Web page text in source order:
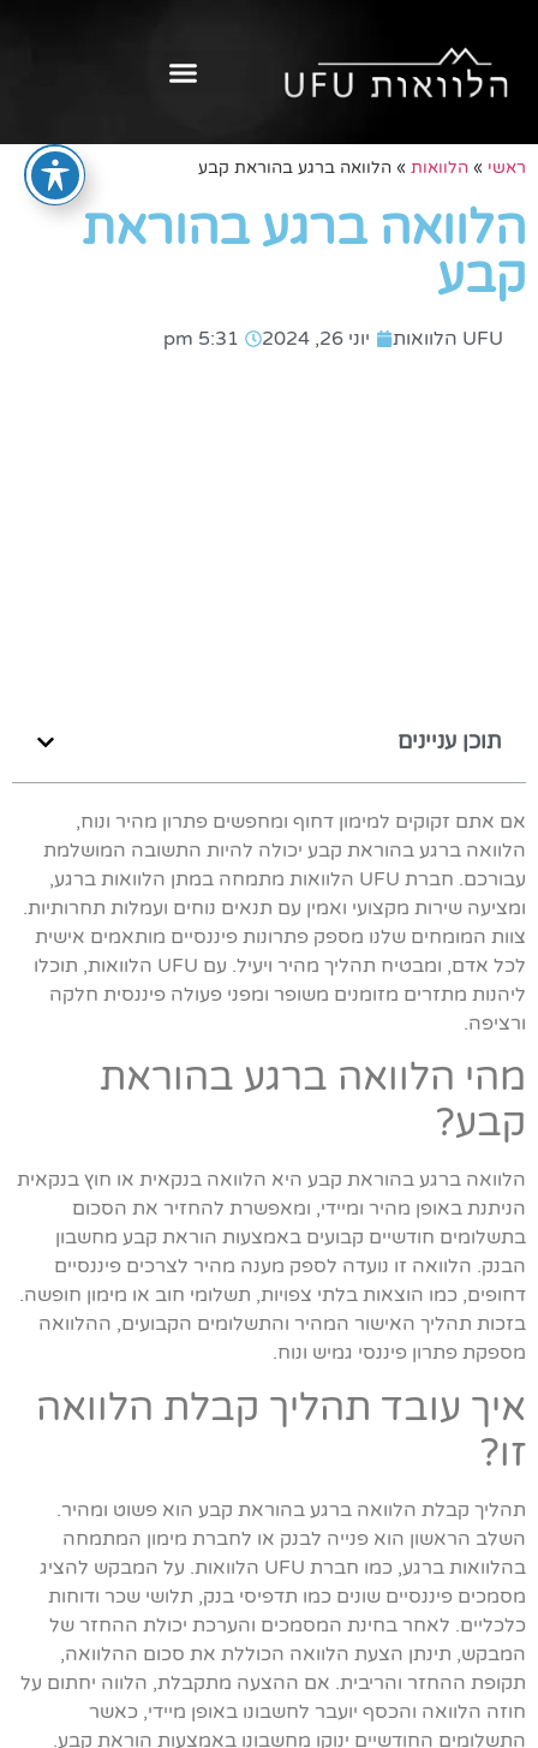
ראשי » הלוואות » הלוואה ברגע בהוראת קבע
הלוואה ברגע בהוראת
קבע
UFU הלוואות יוני 26, 2024 5:31 pm
תוכן עניינים
אם אתם זקוקים למימון דחוף ומחפשים פתרון מהיר ונוח,
הלוואה ברגע בהוראת קבע יכולה להיות התשובה המושלמת
עבורכם. חברת UFU הלוואות מתמחה במתן הלוואות ברגע,
ומציעה שירות מקצועי ואמין עם תנאים נוחים ועמלות תחרותיות.
צוות המומחים שלנו מספק פתרונות פיננסיים מותאמים אישית
לכל אדם, ומבטיח תהליך מהיר ויעיל. עם UFU הלוואות, תוכלו
ליהנות מתזרים מזומנים משופר ומפני פעולה פיננסית חלקה
ורציפה.
מהי הלוואה ברגע בהוראת
קבע?
הלוואה ברגע בהוראת קבע היא הלוואה בנקאית או חוץ בנקאית
הניתנת באופן מהיר ומיידי, ומאפשרת להחזיר את הסכום
בתשלומים חודשיים קבועים באמצעות הוראת קבע מחשבון
הבנק. הלוואה זו נועדה לספק מענה מהיר לצרכים פיננסיים
דחופים, כמו הוצאות בלתי צפויות, תשלומי חוב או מימון חופשה.
בזכות תהליך האישור המהיר והתשלומים הקבועים, ההלוואה
מספקת פתרון פיננסי גמיש ונוח.
איך עובד תהליך קבלת הלוואה
זו?
תהליך קבלת הלוואה ברגע בהוראת קבע הוא פשוט ומהיר.
השלב הראשון הוא פנייה לבנק או לחברת מימון המתמחה
בהלוואות ברגע, כמו חברת UFU הלוואות. על המבקש להציג
מסמכים פיננסיים שונים כמו תדפיסי בנק, תלושי שכר ודוחות
כלכליים. לאחר בחינת המסמכים והערכת יכולת ההחזר של
המבקש, תינתן הצעת הלוואה הכוללת את סכום ההלוואה,
תקופת ההחזר והריבית. אם ההצעה מתקבלת, הלווה יחתום על
חוזה הלוואה והכסף יועבר לחשבונו באופן מיידי, כאשר
התשלומים החודשיים ינוקו מחשבונו באמצעות הוראת קבע.